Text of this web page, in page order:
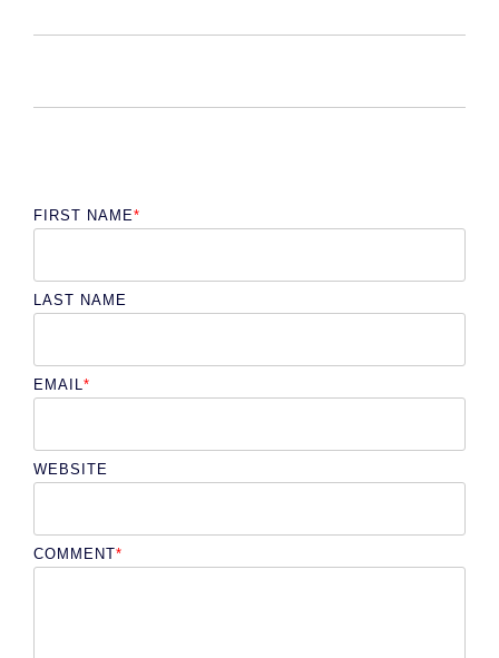
FIRST NAME*
LAST NAME
EMAIL *
WEBSITE
COMMENT*